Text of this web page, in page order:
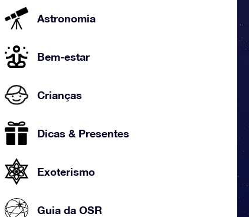
Astronomia
Bem-estar
Crianças
Dicas & Presentes
Exoterismo
Guia da OSR